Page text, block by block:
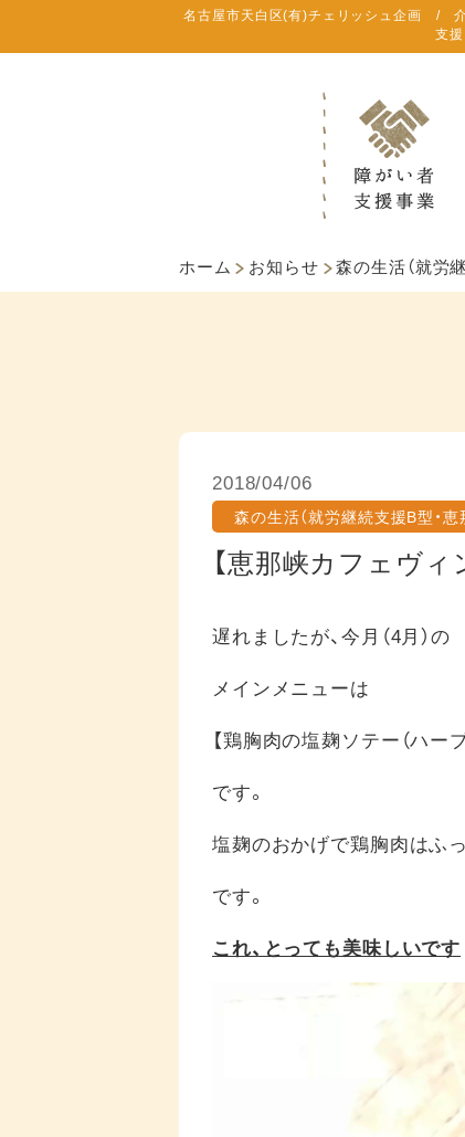
名古屋市天白区(有)チェリッシュ企画 / 介護
支
ホーム お知らせ 森の生活（就労
2018/04/06
森の生活（就労継続支援B型・恵
【恵那峡カフェヴィ
遅れましたが、今月（4月）の
メインメニューは
【鶏胸肉の塩麹ソテー（ハーブ
です。
塩麹のおかげで鶏胸肉はふ
です。
これ、とっても美味しいです